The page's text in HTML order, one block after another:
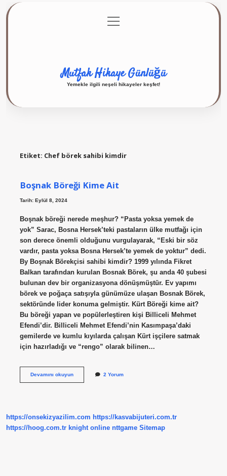
Gizlilik Politikası
menüyü
aç
Mutfak Hikaye Günlüğü
Yemekle ilgili neşeli hikayeler keşfet!
Etiket: Chef börek sahibi kimdir
Boşnak Böreği Kime Ait
Tarih: Eylül 8, 2024
Boşnak böreği nerede meşhur? “Pasta yoksa yemek de
yok” Sarac, Bosna Hersek’teki pastaların ülke mutfağı için
son derece önemli olduğunu vurgulayarak, “Eski bir söz
vardır, pasta yoksa Bosna Hersek’te yemek de yoktur” dedi.
By Boşnak Börekçisi sahibi kimdir? 1999 yılında Fikret
Balkan tarafından kurulan Bosnak Börek, şu anda 40 şubesi
bulunan dev bir organizasyona dönüşmüştür. Ev yapımı
börek ve poğaça satışıyla günümüze ulaşan Bosnak Börek,
sektöründe lider konuma gelmiştir. Kürt Böreği kime ait?
Bu böreği yapan ve popülerleştiren kişi Billiceli Mehmet
Efendi’dir. Billiceli Mehmet Efendi’nin Kasımpaşa’daki
gemilerde ve kumlu kıyılarda çalışan Kürt işçilere satmak
için hazırladığı ve “rengo” olarak bilinen…
Devamını okuyunBoşnak
2 Yorum
https://onsekizyazilim.com https://kasvabijuteri.com.tr
https://hoog.com.tr knight online nttgame Sitemap